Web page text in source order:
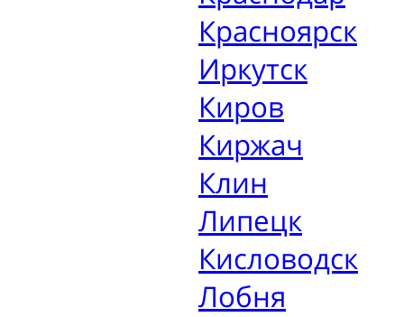
Красноярск
Иркутск
Киров
Киржач
Клин
Липецк
Кисловодск
Лобня